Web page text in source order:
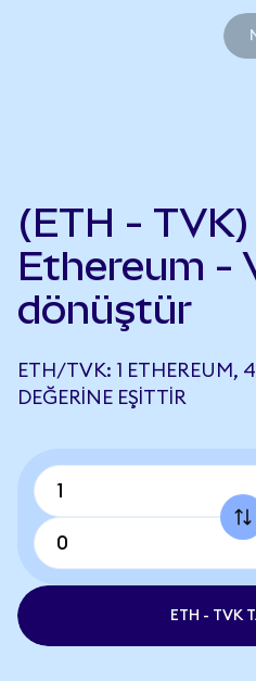
(ETH - TVK)
Ethereum -
dönüştür
ETH/TVK: 1 ETHEREUM,
DEĞERINE EŞITTIR
ETH - TVK